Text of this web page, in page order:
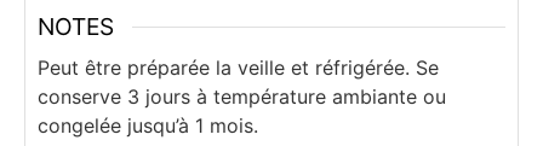
NOTES
Peut être préparée la veille et réfrigérée. Se
conserve 3 jours à température ambiante ou
congelée jusqu’à 1 mois.